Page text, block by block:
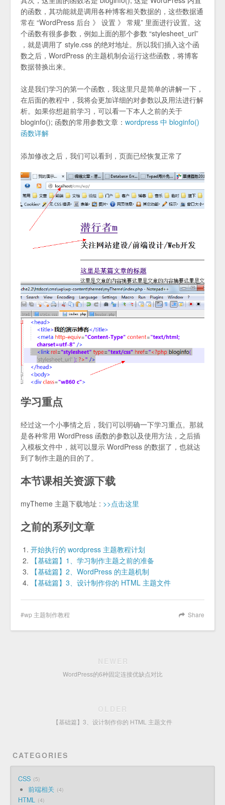
的函数，其功能就是调用各种博客相关数据的，这些数据通
常在 “WordPress 后台 》 设置 》 常规” 里面进行设置。这
个函数有很多参数，例如上面的那个参数 “stylesheet_url”
，就是调用了 style.css 的绝对地址。所以我们插入这个函
数之后，WordPress 的主题机制会运行这些函数，将博客
数据替换出来。
这是我们学习的第一个函数，我这里只是简单的讲解一下，
在后面的教程中，我将会更加详细的对参数以及用法进行解
析。如果你想超前学习，可以看一下本人之前的关于
bloginfo(); 函数的常用参数文章： wordpress 中 bloginfo()
函数详解
添加修改之后，我们可以看到，页面已经恢复正常了
学习重点
经过这一个小事情之后，我们可以明确一下学习重点。那就
是各种常用 WordPress 函数的参数以及使用方法，之后插
入模板文件中，就可以显示 WordPress 的数据了，也就达
到了制作主题的目的了。
本节课相关资源下载
myTheme 主题下载地址 : >>点击这里
之前的系列文章
开始执行的 wordpress 主题教程计划
【基础篇】1、学习制作主题之前的准备
【基础篇】2、WordPress 的主题机制
【基础篇】3、设计制作你的 HTML 主题文件
Share
wp 主题制作教程
NEWER
WordPress的6种固定连接优缺点对比
OLDER
【基础篇】3、设计制作你的 HTML 主题文件
CATEGORIES
CSS 5
前端相关 4
HTML 4